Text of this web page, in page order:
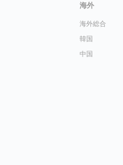
海外
海外総合
韓国
中国